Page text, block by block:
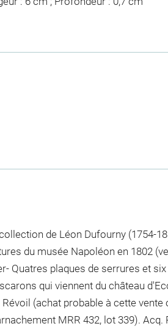
de Léon Dufourny (1754-
du musée Napoléon en 1802
Quatres plaques de serrures et
qui viennent du château
(achat probable à cette vente
MRR 432, lot 339). Acq.